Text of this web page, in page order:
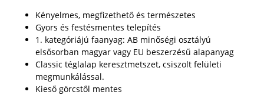
Kényelmes, megfizethető és természetes
Gyors és festésmentes telepítés
1. kategóriájú faanyag: AB minőségi osztályú
elsősorban magyar vagy EU beszerzésű alapanyag
Classic téglalap keresztmetszet, csiszolt felületi
megmunkálással.
Kieső görcstől mentes